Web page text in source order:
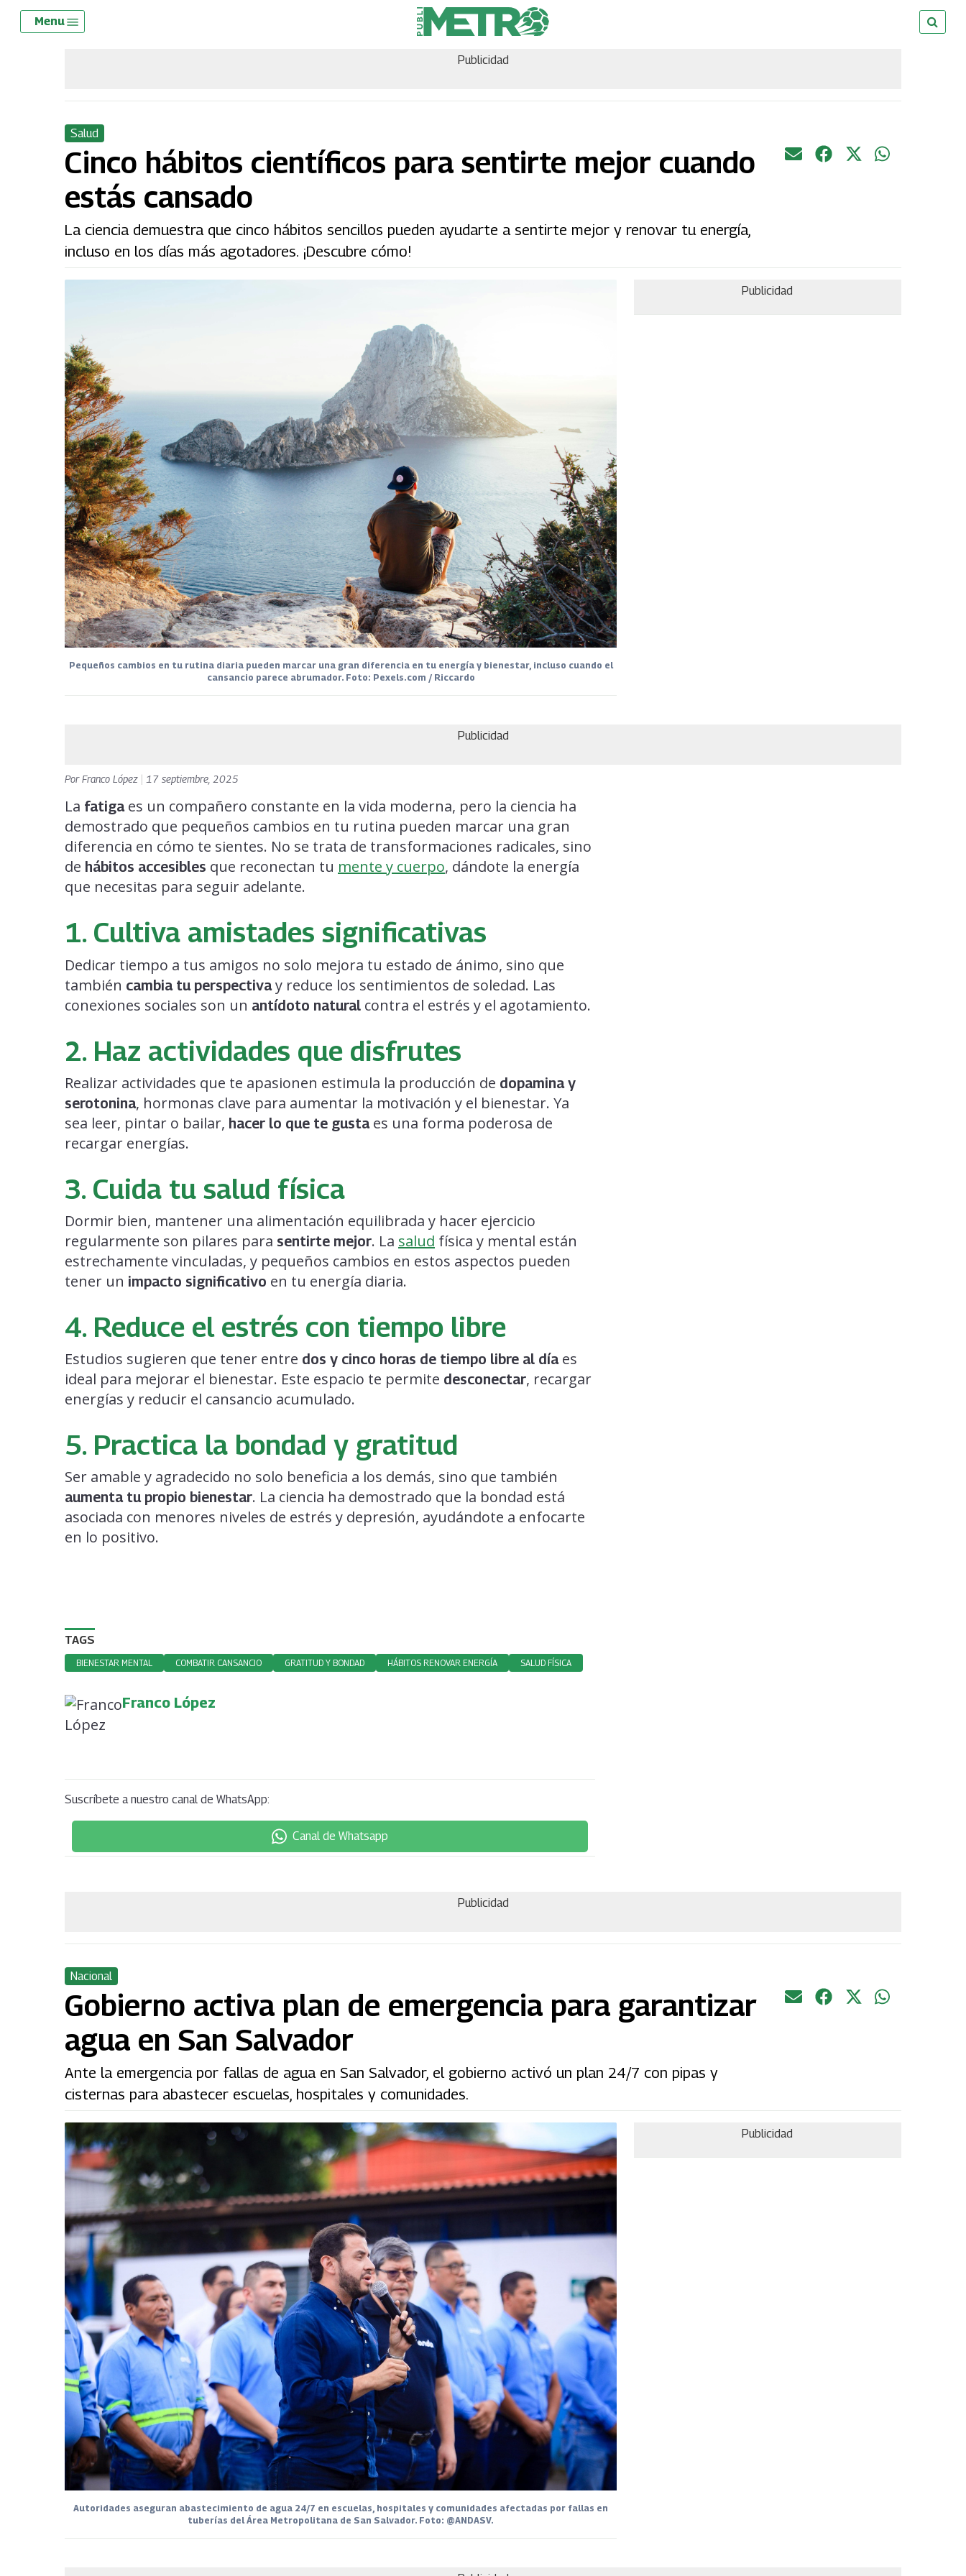
Skip
Menu
Publicidad
Salud
Cinco hábitos científicos para sentirte mejor cuando
estás cansado
La ciencia demuestra que cinco hábitos sencillos pueden ayudarte a sentirte mejor y renovar tu energía,
incluso en los días más agotadores. ¡Descubre cómo!
Pequeños cambios en tu rutina diaria pueden marcar una gran diferencia en tu energía y bienestar, incluso cuando el
cansancio parece abrumador. Foto: Pexels.com / Riccardo
Publicidad
Publicidad
PorFranco López 17 septiembre, 2025
La fatigaes un compañero constante en la vida moderna, pero la ciencia ha
demostrado que pequeños cambios en tu rutina pueden marcar una gran
diferencia en cómo te sientes. No se trata de transformaciones radicales, sino
de hábitos accesibles que reconectan tu mente y cuerpo, dándote la energía
que necesitas para seguir adelante.
1. Cultiva amistades significativas
Dedicar tiempo a tus amigos no solo mejora tu estado de ánimo, sino que
también cambia tu perspectivay reduce los sentimientos de soledad. Las
conexiones sociales son un antídoto natural contra el estrés y el agotamiento.
2. Haz actividades que disfrutes
Realizar actividades que te apasionen estimula la producción de dopamina y
serotonina, hormonas clave para aumentar la motivación y el bienestar. Ya
sea leer, pintar o bailar, hacer lo que te gustaes una forma poderosa de
recargar energías.
3. Cuida tu salud física
Dormir bien, mantener una alimentación equilibrada y hacer ejercicio
regularmente son pilares para sentirte mejor. La salud física y mental están
estrechamente vinculadas, y pequeños cambios en estos aspectos pueden
tener un impacto significativo en tu energía diaria.
4. Reduce el estrés con tiempo libre
Estudios sugieren que tener entre dos y cinco horas de tiempo libre al díaes
ideal para mejorar el bienestar. Este espacio te permite desconectar, recargar
energías y reducir el cansancio acumulado.
5. Practica la bondad y gratitud
Ser amable y agradecido no solo beneficia a los demás, sino que también
aumenta tu propio bienestar. La ciencia ha demostrado que la bondad está
asociada con menores niveles de estrés y depresión, ayudándote a enfocarte
en lo positivo.
TAGS
BIENESTAR MENTAL COMBATIR CANSANCIO GRATITUD Y BONDAD HÁBITOS RENOVAR ENERGÍA SALUD FÍSICA
Franco López
Suscríbete a nuestro canal de WhatsApp:
Canal de Whatsapp
Publicidad
Nacional
Gobierno activa plan de emergencia para garantizar
agua en San Salvador
Ante la emergencia por fallas de agua en San Salvador, el gobierno activó un plan 24/7 con pipas y
cisternas para abastecer escuelas, hospitales y comunidades.
Autoridades aseguran abastecimiento de agua 24/7 en escuelas, hospitales y comunidades afectadas por fallas en
tuberías del Área Metropolitana de San Salvador. Foto: @ANDASV.
Publicidad
Menu